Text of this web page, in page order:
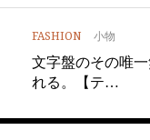
FASHION 小物
文字盤のその唯
れる。【テ…